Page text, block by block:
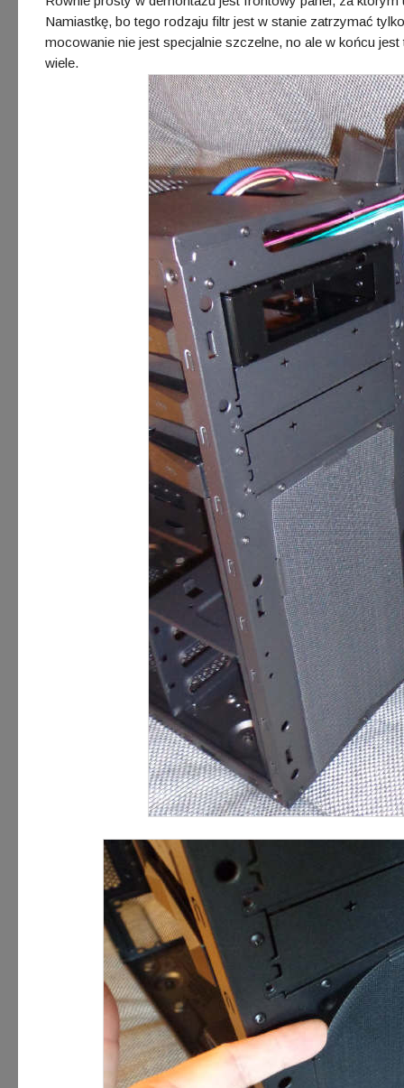
Namiastkę, bo tego rodzaju filtr jest w stanie zatrzymać
mocowanie nie jest specjalnie szczelne, no ale w końcu
wiele.